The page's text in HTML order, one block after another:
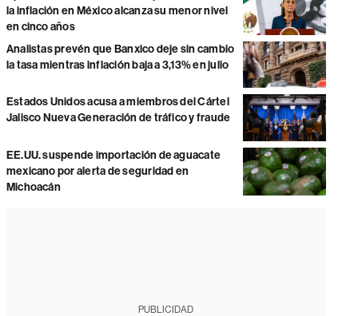
la inflación en México alcanza su menor nivel
en cinco años
Analistas prevén que Banxico deje sin cambio
la tasa mientras inflación baja a 3,13% en julio
Estados Unidos acusa a miembros del Cártel
Jalisco Nueva Generación de tráfico y fraude
EE.UU. suspende importación de aguacate
mexicano por alerta de seguridad en
Michoacán
PUBLICIDAD